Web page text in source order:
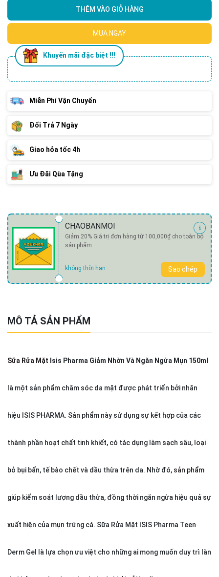
THÊM VÀO GIỎ HÀNG
MUA NGAY
Khuyến mãi đặc biệt !!!
Miễn Phí Vận Chuyển
Đổi Trả 7 Ngày
Giao hỏa tốc 4h
Ưu Đãi Qùa Tặng
CHAOBANMOI
Giảm 20% Giá trị đơn hàng từ 100,000₫ cho toàn bộ
sản phẩm
không thời hạn Sao chép
MÔ TẢ SẢN PHẨM
Sữa Rửa Mặt Isis Pharma Giảm Nhờn Và Ngăn Ngừa Mụn 150ml
là một sản phẩm chăm sóc da mặt được phát triển bởi nhãn
hiệu ISIS PHARMA. Sản phẩm này sử dụng sự kết hợp của các
thành phần hoạt chất tinh khiết, có tác dụng làm sạch sâu, loại
bỏ bụi bẩn, tế bào chết và dầu thừa trên da. Nhờ đó, sản phẩm
giúp kiểm soát lượng dầu thừa, đồng thời ngăn ngừa hiệu quả sự
xuất hiện của mụn trứng cá. Sữa Rửa Mặt ISIS Pharma Teen
Derm Gel là lựa chọn ưu việt cho những ai mong muốn duy trì làn